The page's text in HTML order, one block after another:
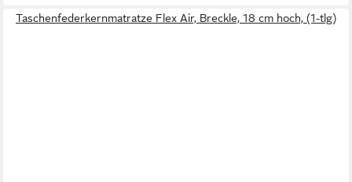
Taschenfederkernmatratze Flex Air, Breckle, 18 cm hoch, (1-tlg)